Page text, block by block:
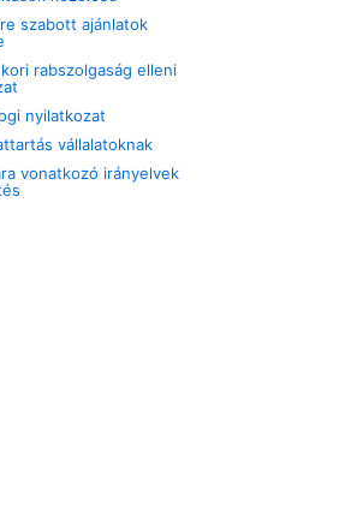
szabott ajánlatok
rabszolgaság elleni
nyilatkozat
vállalatoknak
vonatkozó irányelvek